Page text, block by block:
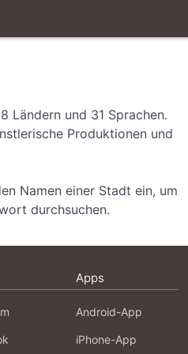
Ländern und 31 Sprachen.
Produktionen und
Namen einer Stadt ein, um
durchsuchen.
Apps
Android-App
iPhone-App